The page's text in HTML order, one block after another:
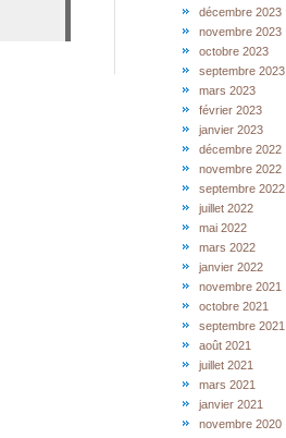
décembre 2023
novembre 2023
octobre 2023
septembre 2023
mars 2023
février 2023
janvier 2023
décembre 2022
novembre 2022
septembre 2022
juillet 2022
mai 2022
mars 2022
janvier 2022
novembre 2021
octobre 2021
septembre 2021
août 2021
juillet 2021
mars 2021
janvier 2021
novembre 2020